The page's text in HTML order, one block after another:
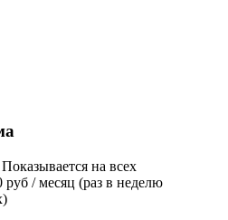
на всех
руб / месяц (раз в неделю